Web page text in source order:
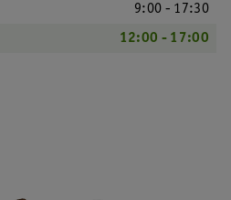
9:00 - 17:30
12:00 - 17:00